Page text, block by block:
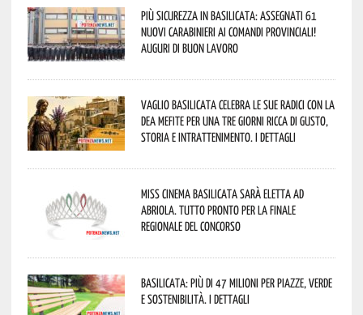
Più sicurezza in Basilicata: assegnati 61
nuovi Carabinieri ai Comandi provinciali!
Auguri di buon lavoro
Vaglio Basilicata celebra le sue radici con la
Dea Mefite per una tre giorni ricca di gusto,
storia e intrattenimento. I dettagli
Miss Cinema Basilicata sarà eletta ad
Abriola. Tutto pronto per la finale
regionale del concorso
Basilicata: più di 47 milioni per piazze, verde
e sostenibilità. I dettagli